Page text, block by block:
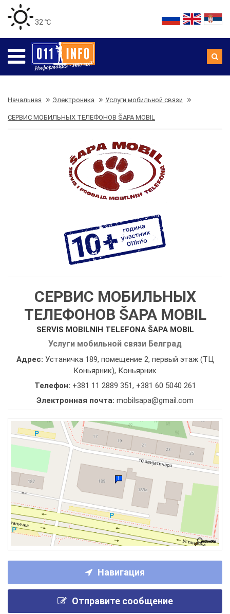
32 ℃
Начальная Электроника Услуги мобильной связи
СЕРВИС МОБИЛЬНЫХ ТЕЛЕФОНОВ ŠAPA MOBIL
СЕРВИС МОБИЛЬНЫХ
ТЕЛЕФОНОВ ŠAPA MOBIL
SERVIS MOBILNIH TELEFONA ŠAPA MOBIL
Услуги мобильной связи Белград
Адрес: Устаничка 189, помещение 2, первый этаж (ТЦ
Коньярник), Коньярник
Телефон: +381 11 2889 351, +381 60 5040 261
Электронная почта: mobilsapa@gmail.com
Навигация
Отправите сообщение